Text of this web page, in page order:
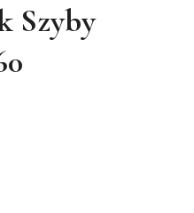
Szyby